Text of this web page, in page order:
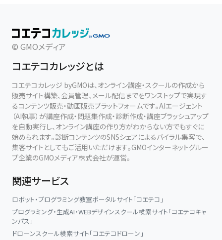
© GMOメディア
コエテコカレッジとは
コエテコカレッジ byGMOは、オンライン講座・スクールの作成から
販売サイト構築、会員管理、メール配信までをワンストップで実現す
るコンテンツ販売・動画販売プラットフォームです。AIエージェント
（AI執事）が講座作成・問題集作成・診断作成・講座ブラッシュアップ
を自動実行し、オンライン講座の作り方がわからない方でもすぐに
始められます。診断コンテンツのSNSシェアによるバイラル集客で、
集客サイトとしてもご活用いただけます。GMOインターネットグルー
プ企業のGMOメディア株式会社が運営。
関連サービス
ロボット・プログラミング教室ポータルサイト「コエテコ」
プログラミング・生成AI・WEBデザインスクール検索サイト「コエテコキャ
ンパス」
ドローンスクール検索サイト「コエテコドローン」